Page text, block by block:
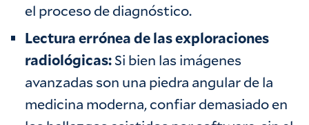
el proceso de diagnóstico. ‍
Lectura errónea de las exploraciones
radiológicas:Si bien las imágenes
avanzadas son una piedra angular de la
medicina moderna, confiar demasiado en